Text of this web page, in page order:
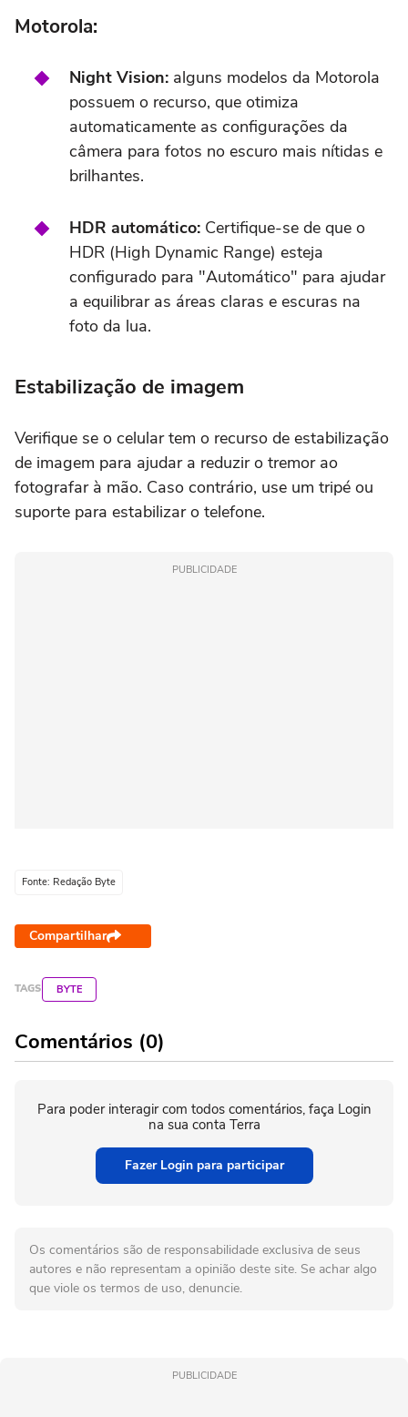
Motorola:
Night Vision: alguns modelos da Motorola
possuem o recurso, que otimiza
automaticamente as configurações da
câmera para fotos no escuro mais nítidas e
brilhantes.
HDR automático: Certifique-se de que o
HDR (High Dynamic Range) esteja
configurado para "Automático" para ajudar
a equilibrar as áreas claras e escuras na
foto da lua.
Estabilização de imagem
Verifique se o celular tem o recurso de estabilização
de imagem para ajudar a reduzir o tremor ao
fotografar à mão. Caso contrário, use um tripé ou
suporte para estabilizar o telefone.
PUBLICIDADE
Fonte: Redação Byte
Compartilhar
TAGS BYTE
Comentários (0)
Para poder interagir com todos comentários, faça Login
na sua conta Terra
Fazer Login para participar
Os comentários são de responsabilidade exclusiva de seus
autores e não representam a opinião deste site. Se achar algo
que viole os termos de uso, denuncie.
PUBLICIDADE